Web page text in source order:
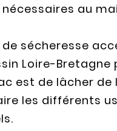
au
de sécheresse
Loire-
est de lâcher de
les différents